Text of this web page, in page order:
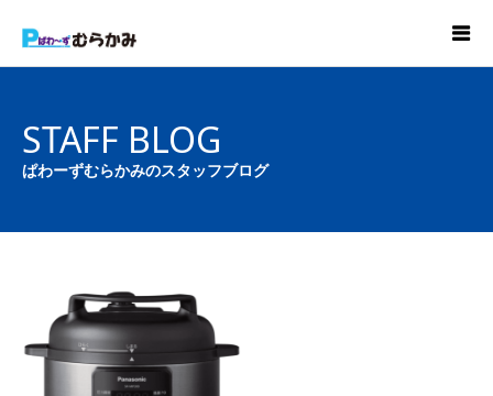
STAFF BLOG
ぱわーずむらかみのスタッフブログ